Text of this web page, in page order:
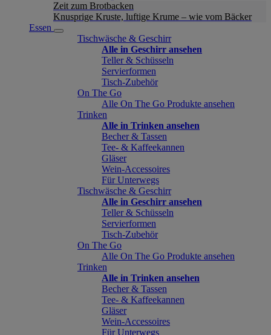
Zeit zum Brotbacken
Knusprige Kruste, luftige Krume – wie vom Bäcker
Essen
Tischwäsche & Geschirr
Alle in Geschirr ansehen
Teller & Schüsseln
Servierformen
Tisch-Zubehör
On The Go
Alle On The Go Produkte ansehen
Trinken
Alle in Trinken ansehen
Becher & Tassen
Tee- & Kaffeekannen
Gläser
Wein-Accessoires
Für Unterwegs
Tischwäsche & Geschirr
Alle in Geschirr ansehen
Teller & Schüsseln
Servierformen
Tisch-Zubehör
On The Go
Alle On The Go Produkte ansehen
Trinken
Alle in Trinken ansehen
Becher & Tassen
Tee- & Kaffeekannen
Gläser
Wein-Accessoires
Für Unterwegs